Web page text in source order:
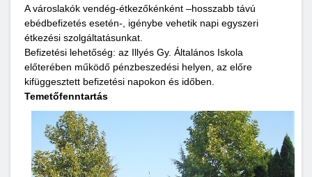
A városlakók vendég-étkezőkénként –hosszabb távú
ebédbefizetés esetén-, igénybe vehetik napi egyszeri
étkezési szolgáltatásunkat.
Befizetési lehetőség: az Illyés Gy. Általános Iskola
előterében működő pénzbeszedési helyen, az előre
kifüggesztett befizetési napokon és időben.
Temetőfenntartás